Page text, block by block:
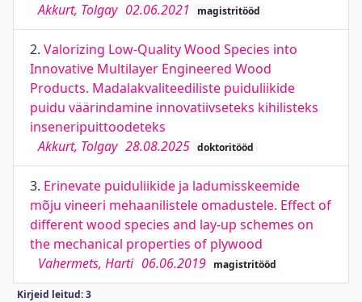
Akkurt, Tolgay 02.06.2021 magistritööd
2. Valorizing Low-Quality Wood Species into
Innovative Multilayer Engineered Wood
Products. Madalakvaliteediliste puiduliikide
puidu väärindamine innovatiivseteks kihilisteks
inseneripuittoodeteks
Akkurt, Tolgay 28.08.2025 doktoritööd
3. Erinevate puiduliikide ja ladumisskeemide
mõju vineeri mehaanilistele omadustele. Effect of
different wood species and lay-up schemes on
the mechanical properties of plywood
Vahermets, Harti 06.06.2019 magistritööd
Kirjeid leitud: 3